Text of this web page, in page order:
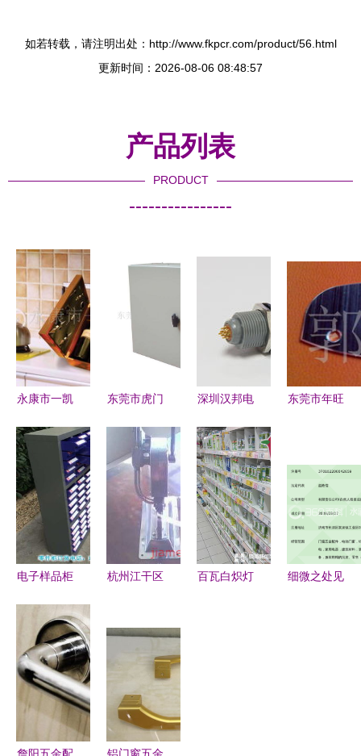
如若转载，请注明出处：http://www.fkpcr.com/product/56.html
更新时间：2026-08-06 08:48:57
产品列表
PRODUCT
----------------
永康市一凯
品酒类包装
与五金产品
零售导览
东莞市虎门
制品厂 匠
心五金，点
亮品质生活
深圳汉邦电
业五金塑胶
件与模具制
造的高品质
服务商
东莞市年旺
部件加工与
五金产品零
售一站式服
务商
电子样品柜
北75抽屉柜
联动五金零
售，重塑样
本存储量产
体系
杭州江干区
商中，携手
全球加盟网
共赢未来
百瓦白炽灯
细微之处见